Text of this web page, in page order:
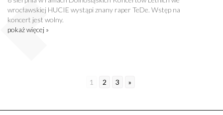
wrocławskiej HUCIE wystąpi znany raper TeDe. Wstęp na
koncert jest wolny.
pokaż więcej »
1 2 3 »